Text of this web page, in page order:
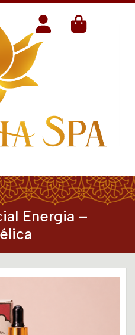
Energia –